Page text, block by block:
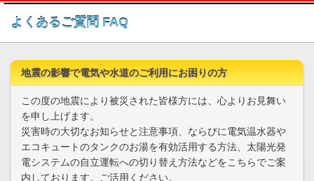
このページの本文へ
よくあるご質問 FAQ
地震の影響で電気や水道のご利用にお困りの方
この度の地震により被災された皆様方には、心よりお見舞い
を申し上げます。
災害時の大切なお知らせと注意事項、ならびに電気温水器や
エコキュートのタンクのお湯を有効活用する方法、太陽光発
電システムの自立運転への切り替え方法などをこちらでご案
内しております。ご活用ください。